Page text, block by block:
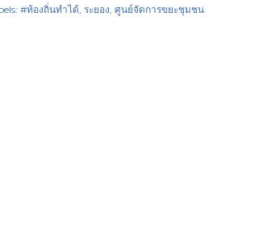
#ท้องถิ่นทำได้ ระยอง ศูนย์จัดการขยะชุมชน